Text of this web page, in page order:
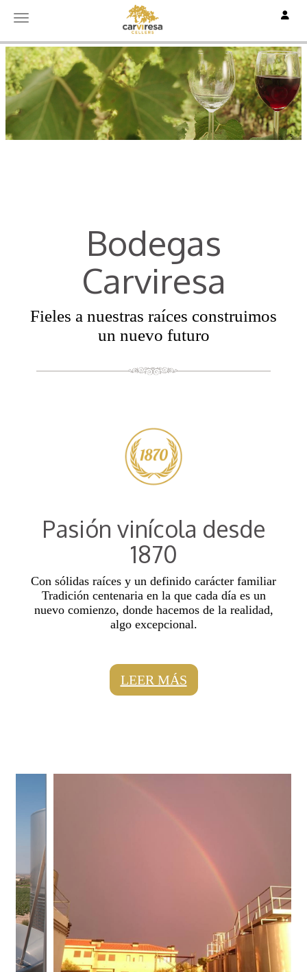
Toggle navigation
Bodegas
Carviresa
Fieles a nuestras raíces construimos
un nuevo futuro
Pasión vinícola desde
1870
Con sólidas raíces y un definido carácter familiar
Tradición centenaria en la que cada día es un
nuevo comienzo, donde hacemos de la realidad,
algo excepcional.
LEER MÁS